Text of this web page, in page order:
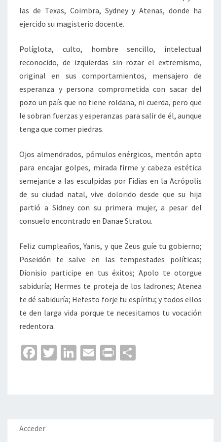
las de Texas, Coimbra, Sydney y Atenas, donde ha
ejercido su magisterio docente.
Políglota, culto, hombre sencillo, intelectual
reconocido, de izquierdas sin rozar el extremismo,
original en sus comportamientos, mensajero de
esperanza y persona comprometida con sacar del
pozo un país que no tiene roldana, ni cuerda, pero que
le sobran fuerzas y esperanzas para salir de él, aunque
tenga que comer piedras.
Ojos almendrados, pómulos enérgicos, mentón apto
para encajar golpes, mirada firme y cabeza estética
semejante a las esculpidas por Fidias en la Acrópolis
de su ciudad natal, vive dolorido desde que su hija
partió a Sidney con su primera mujer, a pesar del
consuelo encontrado en Danae Stratou.
Feliz cumpleaños, Yanis, y que Zeus guíe tu gobierno;
Poseidón te salve en las tempestades políticas;
Dionisio participe en tus éxitos; Apolo te otorgue
sabiduría; Hermes te proteja de los ladrones; Atenea
te dé sabiduría; Hefesto forje tu espíritu; y todos ellos
te den larga vida porque te necesitamos tu vocación
redentora.
Fa
o
o
k
T
er
Li
dI
n
E
l
Pr
p
ar
Acceder